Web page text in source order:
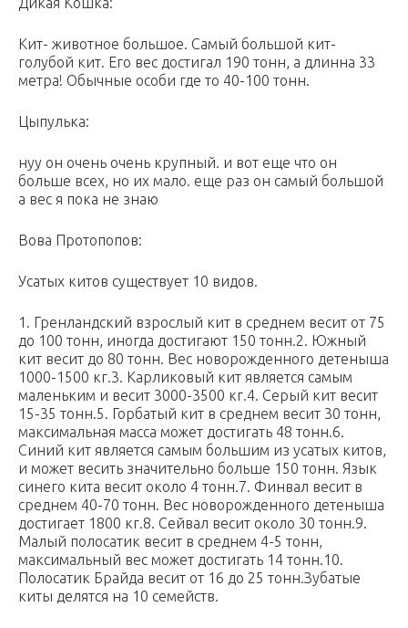
Кит- животное большое. Самый большой кит-
голубой кит. Его вес достигал 190 тонн, а длинна 33
метра! Обычные особи где то 40-100 тонн.
Цыпулька:
нуу он очень очень крупный. и вот еще что он
больше всех, но их мало. еще раз он самый большой
а вес я пока не знаю
Вова Протопопов:
Усатых китов существует 10 видов.
1. Гренландский взрослый кит в среднем весит от 75
до 100 тонн, иногда достигают 150 тонн.2. Южный
кит весит до 80 тонн. Вес новорожденного детеныша
1000-1500 кг.3. Карликовый кит является самым
маленьким и весит 3000-3500 кг.4. Серый кит весит
15-35 тонн.5. Горбатый кит в среднем весит 30 тонн,
максимальная масса может достигать 48 тонн.6.
Синий кит является самым большим из усатых китов,
и может весить значительно больше 150 тонн. Язык
синего кита весит около 4 тонн.7. Финвал весит в
среднем 40-70 тонн. Вес новорожденного детеныша
достигает 1800 кг.8. Сейвал весит около 30 тонн.9.
Малый полосатик весит в среднем 4-5 тонн,
максимальный вес может достигать 14 тонн.10.
Полосатик Брайда весит от 16 до 25 тонн.Зубатые
киты делятся на 10 семейств.